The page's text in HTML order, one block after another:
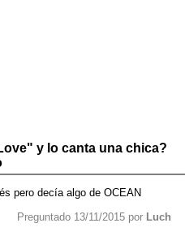
y lo canta una chica?
pero decía algo de OCEAN
Preguntado 13/11/2015 por Luch